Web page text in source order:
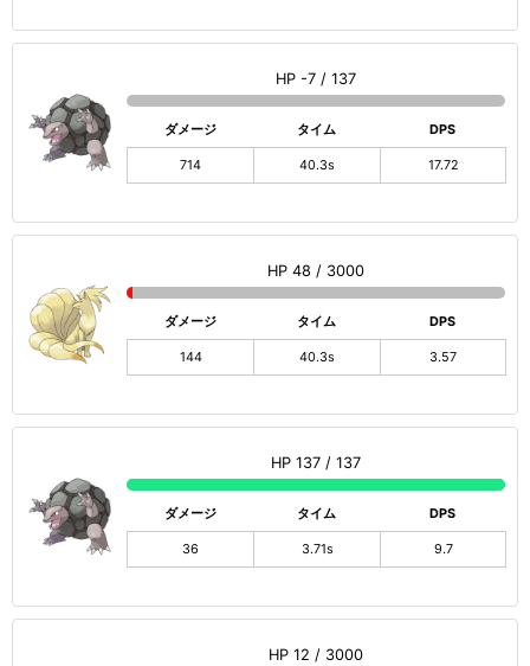
HP -7 / 137
ダメージ タイム DPS
714 40.3s 17.72
HP 48 / 3000
ダメージ タイム DPS
144 40.3s 3.57
HP 137 / 137
ダメージ タイム DPS
36 3.71s 9.7
HP 12 / 3000